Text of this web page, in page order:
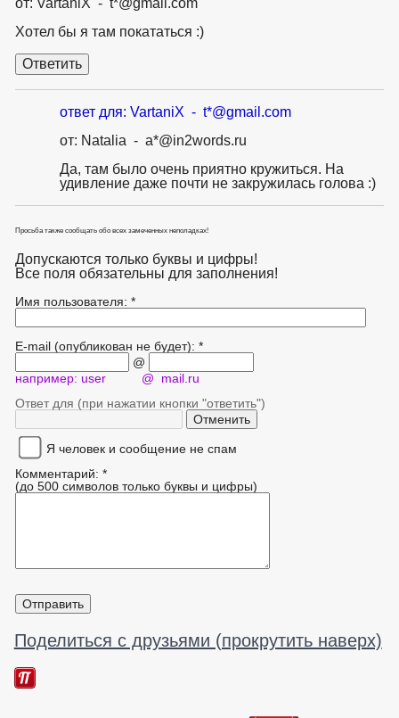
от: VartaniX - t*@gmail.com
Хотел бы я там покататься :)
ответ для: VartaniX - t*@gmail.com
от: Natalia - a*@in2words.ru
Да, там было очень приятно кружиться. На
удивление даже почти не закружилась голова :)
Просьба также сообщать обо всех замеченных неполадках!
Допускаются только буквы и цифры!
Все поля обязательны для заполнения!
Имя пользователя: *
E-mail (опубликован не будет): *
@
например: user @ mail.ru
Ответ для (при нажатии кнопки "ответить")
Я человек и сообщение не спам
Комментарий: *
(до 500 символов только буквы и цифры)
Поделиться с друзьями (прокрутить наверх)